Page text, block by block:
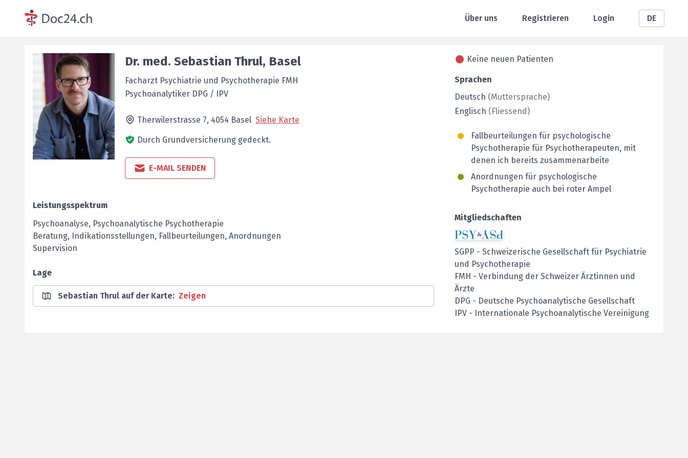
Über uns Registrieren Login DE
Dr. med. Sebastian Thrul, Basel
Facharzt Psychiatrie und Psychotherapie FMH
Psychoanalytiker DPG / IPV
Therwilerstrasse 7, 4054 Basel Siehe Karte
Durch Grundversicherung gedeckt.
E-MAIL SENDEN
Leistungsspektrum
Psychoanalyse, Psychoanalytische Psychotherapie
Beratung, Indikationsstellungen, Fallbeurteilungen, Anordnungen
Supervision
Lage
Sebastian Thrul auf der Karte: Zeigen
Keine neuen Patienten
Sprachen
Deutsch (Muttersprache)
Englisch (Fliessend)
Fallbeurteilungen für psychologische
Psychotherapie für Psychotherapeuten, mit
denen ich bereits zusammenarbeite
Anordnungen für psychologische
Psychotherapie auch bei roter Ampel
Mitgliedschaften
SGPP - Schweizerische Gesellschaft für Psychiatrie
und Psychotherapie
FMH - Verbindung der Schweizer Ärztinnen und
Ärzte
DPG - Deutsche Psychoanalytische Gesellschaft
IPV - Internationale Psychoanalytische Vereinigung